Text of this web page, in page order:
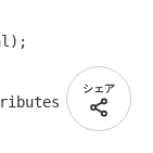
を設定
シェア